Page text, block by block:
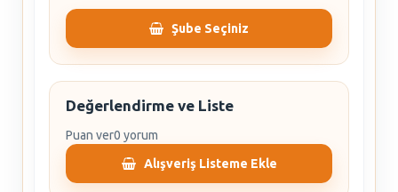
Şube Seçiniz
Değerlendirme ve Liste
Puan ver0 yorum
Alışveriş Listeme Ekle